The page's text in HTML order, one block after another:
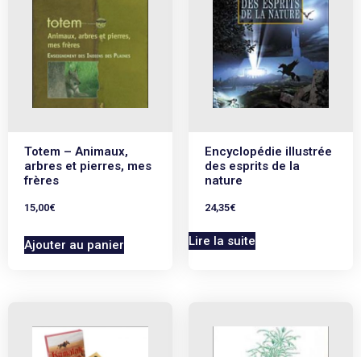
Totem – Animaux,
arbres et pierres, mes
frères
15,00€
Ajouter au panier
Encyclopédie illustrée
des esprits de la
nature
24,35€
Lire la suite